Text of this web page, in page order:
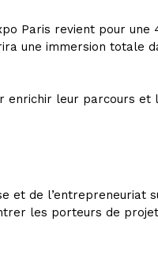
Paris revient pour une
une immersion totale
enrichir leur parcours et
et de l’entrepreneuriat
les porteurs de